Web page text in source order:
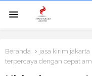
Beranda jasa kirim jakarta
terpercaya dengan cepat